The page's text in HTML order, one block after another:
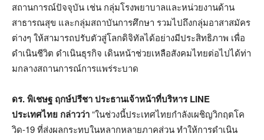
สถานการณ์ปัจจุบัน เช่น กลุ่มโรงพยาบาลและหน่วยงานด้าน
สาธารณสุข และกลุ่มสถาบันการศึกษา รวมไปถึงกลุ่มอาสาสมัคร
ต่างๆ ให้สามารถปรับตัวสู่โลกดิจิทัลได้อย่างมีประสิทธิภาพ เพื่อ
ดำเนินชีวิต ดำเนินธุรกิจ เดินหน้าช่วยเหลือสังคมไทยต่อไปได้ท่า
มกลางสถานการณ์การแพร่ระบาด
ดร. พิเชษฐ ฤกษ์ปรีชาประธานเจ้าหน้าที่บริหารLINE
ประเทศไทย กล่าวว่า“ในช่วงนี้ประเทศไทยกำลังเผชิญวิกฤตโค
วิด-19 ที่ส่งผลกระทบในหลากหลายภาคส่วน ทำให้การดำเนิน